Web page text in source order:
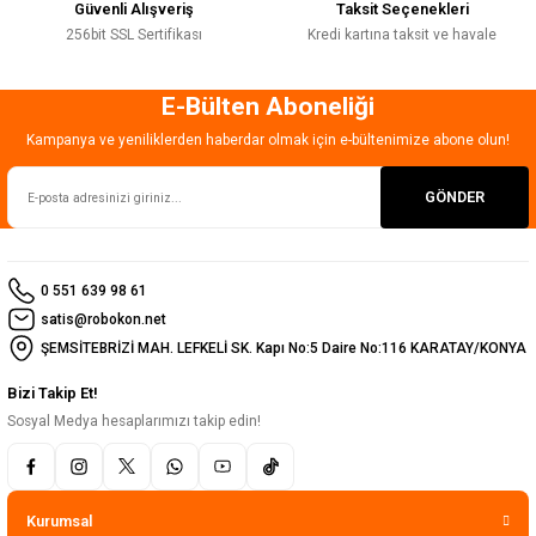
Gönder
Güvenli Alışveriş
256bit SSL Sertifikası
Taksit Seçenekleri
Kredi kartına taksit ve havale
E-Bülten Aboneliği
Kampanya ve yeniliklerden haberdar olmak için e-bültenimize abone olun!
GÖNDER
0 551 639 98 61
satis@robokon.net
ŞEMSİTEBRİZİ MAH. LEFKELİ SK. Kapı No:5 Daire No:116 KARATAY/KONYA
Bizi Takip Et!
Sosyal Medya hesaplarımızı takip edin!
Kurumsal